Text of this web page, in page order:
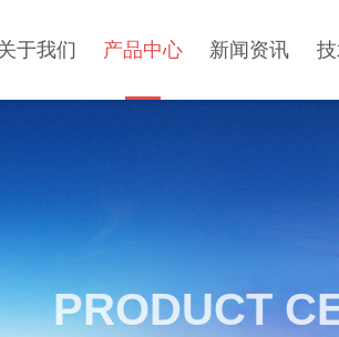
于我们 产品中心 新闻资讯
PRODUCT